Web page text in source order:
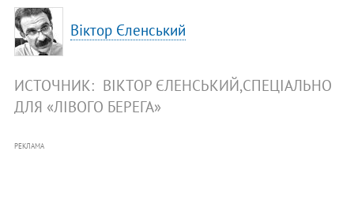
Віктор Єленський
ИСТОЧНИК: ВІКТОР ЄЛЕНСЬКИЙ,СПЕЦІАЛЬНО
ДЛЯ «ЛІВОГО БЕРЕГА»
РЕКЛАМА